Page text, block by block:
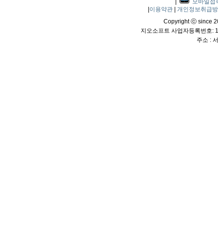
모바일접
이용약관
개인정보취급
Copyright ⓒ since
지오소프트 사업자등록번호:
주소 :